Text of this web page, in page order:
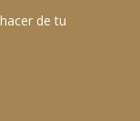
de tu